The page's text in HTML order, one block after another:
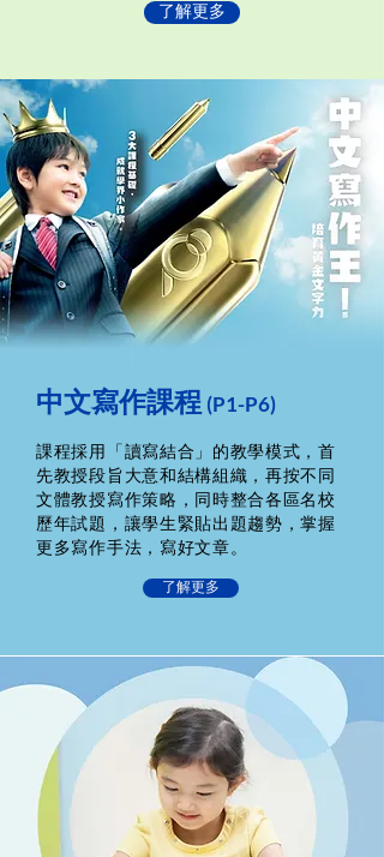
了解更多
​中文寫作課程 (P1-P6)
課程採用「讀寫結合」的教學模式，首
先教授段旨大意和結構組織，再按不同
文體教授寫作策略，同時整合各區名校
歷年試題，讓學生緊貼出題趨勢，掌握
更多寫作手法，寫好文章。
了解更多